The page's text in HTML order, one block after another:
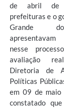
de abril de
prefeituras e o
Grande
apresentavam
nesse
avaliação
Diretoria de
Políticas
em 09 de
constatado